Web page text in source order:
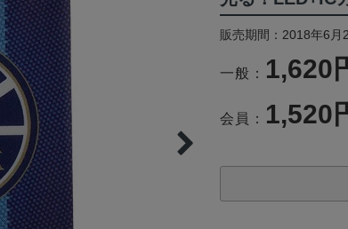
販売期間：2018年6
一般： 1,620
会員： 1,520